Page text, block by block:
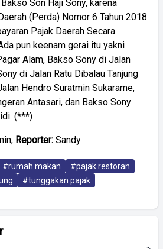
Son Haji Sony, karena
(Perda) Nomor 6 Tahun 2018
Pajak Daerah Secara
pun keenam gerai itu yakni
Alam, Bakso Sony di Jalan
di Jalan Ratu Dibalau Tanjung
Hendro Suratmin Sukarame,
Antasari, dan Bakso Sony
(***)
Reporter: Sandy
#rumah makan
#pajak restoran
#tunggakan pajak